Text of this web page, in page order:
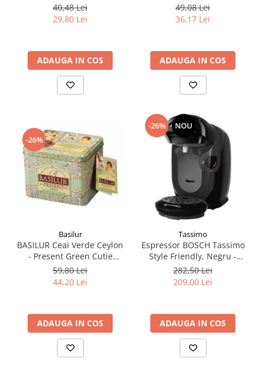
40,48 Lei
29,80 Lei
ADAUGA IN COS
49,08 Lei
36,17 Lei
ADAUGA IN COS
-26%
Basilur
BASILUR Ceai Verde Ceylon
- Present Green Cutie
Metalica 100g
59,80 Lei
44,20 Lei
ADAUGA IN COS
-26% NOU
Tassimo
Espressor BOSCH Tassimo
Style Friendly, Negru -
Compatibil cu Paduri
Tassimo
282,50 Lei
209,00 Lei
ADAUGA IN COS